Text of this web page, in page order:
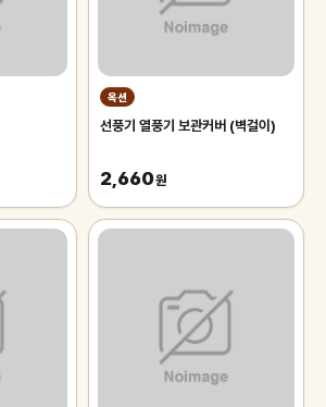
옥션
선풍기 열풍기 보관커버 (벽걸이)
2,660원